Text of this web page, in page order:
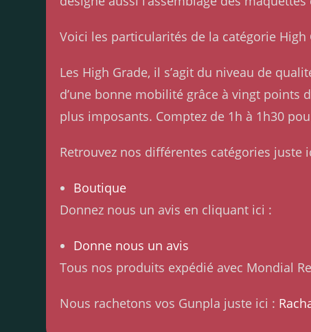
Voici les particularités de la catégorie
Les High Grade, il s’agit du niveau de
d’une bonne mobilité grâce à vingt points
plus imposants. Comptez de 1h à 1h30
Retrouvez nos différentes catégories juste
Boutique
Donnez nous un avis en cliquant ici :
Donne nous un avis
Tous nos produits expédié avec Mondial
Nous rachetons vos Gunpla juste ici :